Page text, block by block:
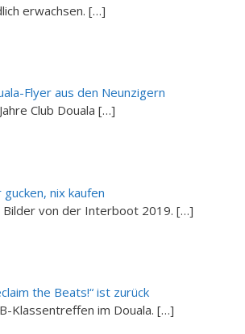
erwachsen. […]
Flyer aus den Neunzigern
Club Douala […]
gucken, nix kaufen
Bilder von der Interboot 2019. […]
the Beats!“ ist zurück
Klassentreffen im Douala. […]